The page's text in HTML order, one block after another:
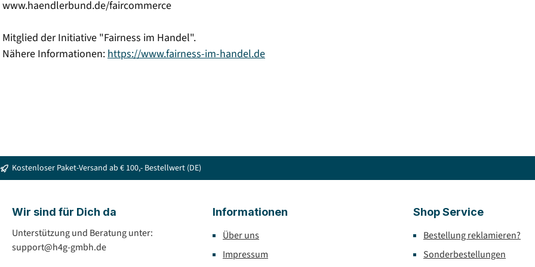
www.haendlerbund.de/faircommerce
Mitglied der Initiative "Fairness im Handel".
Nähere Informationen:https://www.fairness-im-handel.de
Kostenloser Paket-Versand ab € 100,- Bestellwert (DE)
Wir sind für Dich da
Unterstützung und Beratung unter:
support@h4g-gmbh.de
Informationen
Über uns
Impressum
Shop Service
Bestellung reklamieren?
Sonderbestellungen